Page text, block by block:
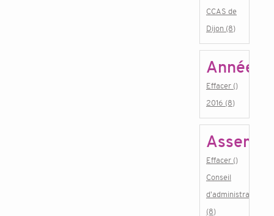
CCAS de
Dijon (8)
Année
Effacer ()
2016 (8)
Effacer ()
Conseil
d'administration
(8)